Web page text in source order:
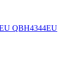
QBH4344EU